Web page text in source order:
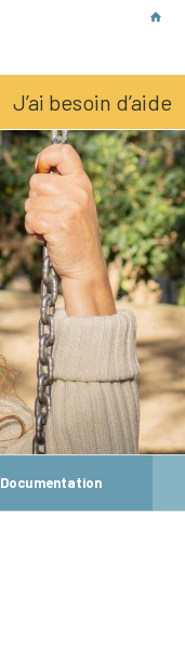
J’ai besoin d’aide
Documentation